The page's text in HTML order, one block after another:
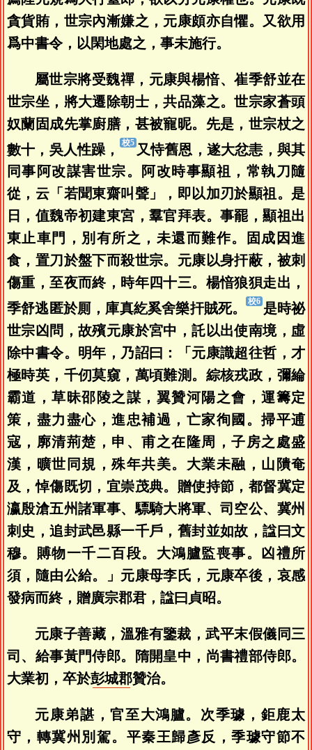
貪貨賄，世宗內漸嫌之，元康頗亦自懼。又欲用
爲中書令，以閑地處之，事未施行。
屬世宗將受魏禪，元康與楊愔、崔季舒並在
世宗坐，將大遷除朝士，共品藻之。世宗家蒼頭
奴蘭固成先掌廚膳，甚被寵昵。先是，世宗杖之
數十，吳人性躁，
又恃舊恩，遂大忿恚，與其
同事阿改謀害世宗。阿改時事顯祖，常執刀隨
從，云「若聞東齋叫聲」，即以加刃於顯祖。是
日，值魏帝初建東宮，羣官拜表。事罷，顯祖出
東止車門，別有所之，未還而難作。固成因進
食，置刀於盤下而殺世宗。元康以身扞蔽，被刺
傷重，至夜而終，時年四十三。楊愔狼狽走出，
季舒逃匿於厠，庫真紇奚舍樂扞賊死。
是時祕
世宗凶問，故殯元康於宮中，託以出使南境，虛
除中書令。明年，乃詔曰：「元康識超往哲，才
極時英，千仞莫窺，萬頃難測。綜核戎政，彌綸
霸道，草昧邵陵之謀，翼贊河陽之會，運籌定
策，盡力盡心，進忠補過，亡家徇國。掃平逋
寇，廓清荊楚，申、甫之在隆周，子房之處盛
漢，曠世同規，殊年共美。大業未融，山隤奄
及，悼傷既切，宜崇茂典。贈使持節，都督冀定
瀛殷滄五州諸軍事、驃騎大將軍、司空公、冀州
刺史，追封武邑縣一千戶，舊封並如故，諡曰文
穆。賻物一千二百段。大鴻臚監喪事。凶禮所
須，隨由公給。」元康母李氏，元康卒後，哀感
發病而終，贈廣宗郡君，諡曰貞昭。
元康子善藏，溫雅有鑒裁，武平末假儀同三
司、給事黃門侍郎。隋開皇中，尚書禮部侍郎。
大業初，卒於彭城郡贊治。
元康弟諶，官至大鴻臚。次季璩，鉅鹿太
守，轉冀州別駕。平秦王歸彥反，季璩守節不